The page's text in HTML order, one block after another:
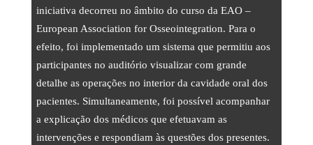
PRESUPUESTOS
IDIOMAS
Portugués ES ES
iniciativa decorreu no âmbito do curso da EAO –
European Association for Osseointegration. Para o
efeito, foi implementado um sistema que permitiu aos
participantes no auditório visualizar com grande
detalhe as operações no interior da cavidade oral dos
pacientes. Simultaneamente, foi possível acompanhar
a explicação dos médicos que efetuavam as
intervenções e respondiam às questões dos presentes.